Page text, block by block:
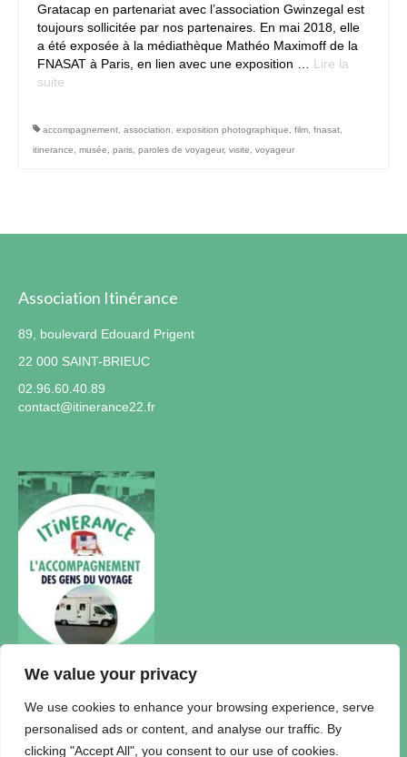
We value your privacy
We use cookies to enhance your browsing experience, serve
personalised ads or content, and analyse our traffic. By
clicking "Accept All", you consent to our use of cookies.
Gratacap en partenariat avec l’association Gwinzegal est
toujours sollicitée par nos partenaires. En mai 2018, elle
a été exposée à la médiathèque Mathéo Maximoff de la
FNASAT à Paris, en lien avec une exposition … Lire la
suite­­
accompagnement association exposition photographique film fnasat
itinerance
musée paris paroles de voyageur, visite voyageur
Association Itinérance
89, boulevard Edouard Prigent
22 000 SAINT-BRIEUC
02.96.60.40.89
contact@itinerance22.fr
Actualités
Accueil Itinérance